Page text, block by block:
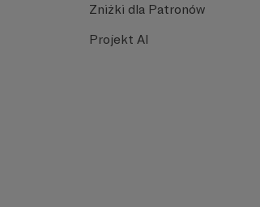
Zniżki dla Patronów
Projekt AI